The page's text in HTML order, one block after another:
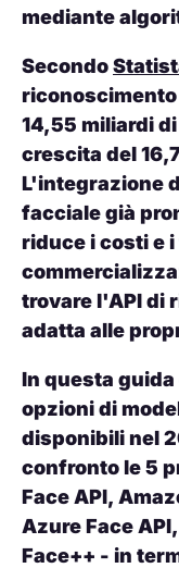
mediante
Secondo
14,55 miliardi
crescita del
L'integrazione
facciale già
riduce i costi e
trovare l'API di
adatta alle
In questa
opzioni di
disponibili nel
confronto le 5
Face API,
Azure Face
Face++ - in